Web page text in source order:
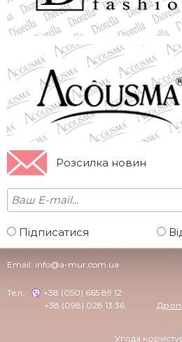
Розсилка новин
Підписатися
Email: info@a-mur.com.ua
Тел.:
+38 (050) 665 89 12
+38 (098) 028 13 36
Угода